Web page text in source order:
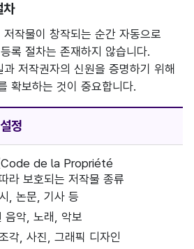
차
작물이 창작되는 순간 자동으로
록 절차는 존재하지 않습니다.
저작권자의 신원을 증명하기 위해
확보하는 것이 중요합니다.
정
de la Propriété
보호되는 저작물 종류
, 논문, 기사 등
음악, 노래, 악보
각, 사진, 그래픽 디자인